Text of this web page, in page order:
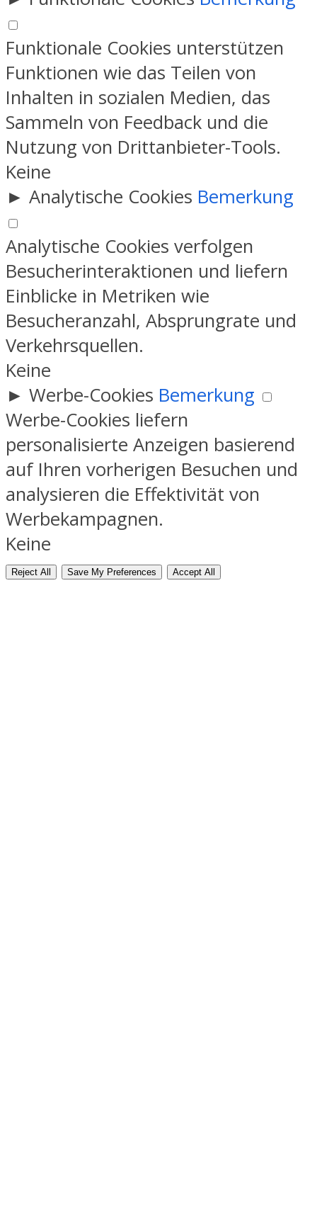
Funktionale Cookies unterstützen
Funktionen wie das Teilen von
Inhalten in sozialen Medien, das
Sammeln von Feedback und die
Nutzung von Drittanbieter-Tools.
Keine
► Analytische Cookies Bemerkung
Analytische Cookies verfolgen
Besucherinteraktionen und liefern
Einblicke in Metriken wie
Besucheranzahl, Absprungrate und
Verkehrsquellen.
Keine
► Werbe-Cookies Bemerkung
Werbe-Cookies liefern
personalisierte Anzeigen basierend
auf Ihren vorherigen Besuchen und
analysieren die Effektivität von
Werbekampagnen.
Keine
Reject All Save My Preferences Accept All